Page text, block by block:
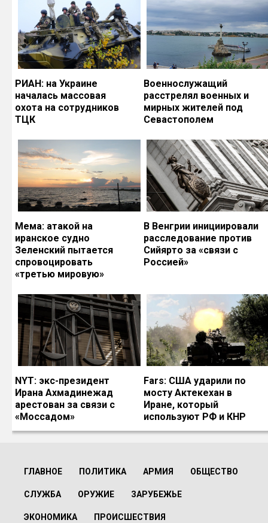
РИАН: на Украине
началась массовая
охота на сотрудников
ТЦК
Военнослужащий
расстрелял военных и
мирных жителей под
Севастополем
Мема: атакой на
иранское судно
Зеленский пытается
спровоцировать
«третью мировую»
В Венгрии инициировали
расследование против
Сийярто за «связи с
Россией»
NYT: экс-президент
Ирана Ахмадинежад
арестован за связи с
«Моссадом»
Fars: США ударили по
мосту Актекехан в
Иране, который
используют РФ и КНР
ГЛАВНОЕ ПОЛИТИКА АРМИЯ ОБЩЕСТВО
СЛУЖБА ОРУЖИЕ ЗАРУБЕЖЬЕ
ЭКОНОМИКА ПРОИСШЕСТВИЯ